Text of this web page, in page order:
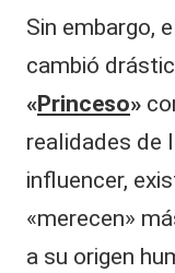
Sin embargo,
cambió
«Princeso»
realidades de
influencer,
«merecen»
a su origen